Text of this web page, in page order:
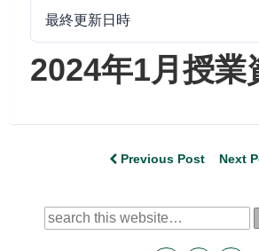
最終更新日時
2024年1月授業
Previous Post Next